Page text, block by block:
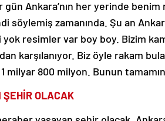
gün Ankara’nın her yerinde
söylemiş zamanında. Şu an
resimler var boy boy. Bizim
karşılanıyor. Biz öyle rakam
milyar 800 milyon. Bunun
OLACAK